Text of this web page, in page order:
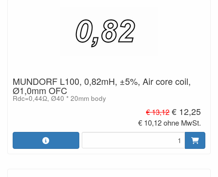
MUNDORF L100, 0,82mH, ±5%, Air core coil,
Ø1,0mm OFC
Rdc=0,44Ω, Ø40 * 20mm body
€ 13,12 € 12,25
€ 10,12 ohne MwSt.